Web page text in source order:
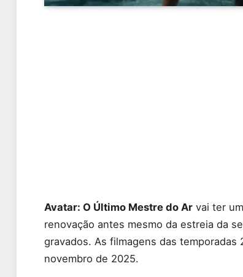
Avatar: O Último Mestre do Ar vai ter
renovação antes mesmo da estreia da
gravados. As filmagens das
novembro de 2025.